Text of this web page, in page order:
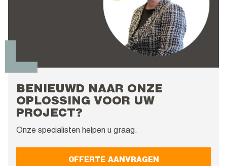
BENIEUWD NAAR ONZE
OPLOSSING VOOR UW
PROJECT?
Onze specialisten helpen u graag.
OFFERTE AANVRAGEN